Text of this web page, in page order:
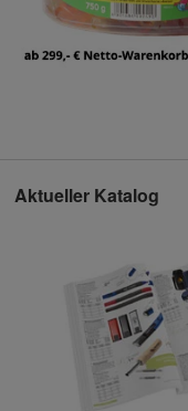
Aktueller Katalog